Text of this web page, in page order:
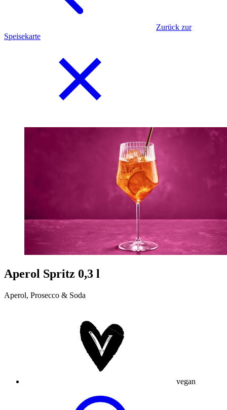
Zurück zur
Speisekarte
Aperol Spritz 0,3 l
Aperol, Prosecco & Soda
vegan